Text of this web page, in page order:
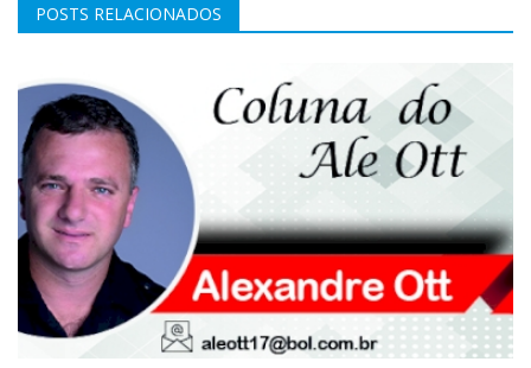
POSTS RELACIONADOS